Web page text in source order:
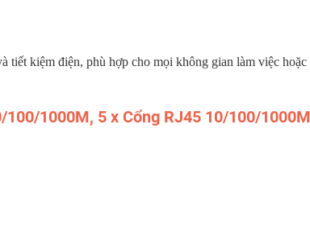
tiết kiệm điện, phù hợp cho mọi không gian làm việc hoặc
1000M, 5 x Cổng RJ45 10/100/